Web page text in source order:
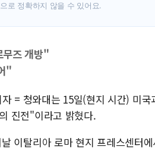
로 정확하지 않을 수 있어요.
무즈 개방"
"
= 청와대는 15일(현지 시간) 미
진전"이라고 밝혔다.
이탈리아 로마 현지 프레스센터